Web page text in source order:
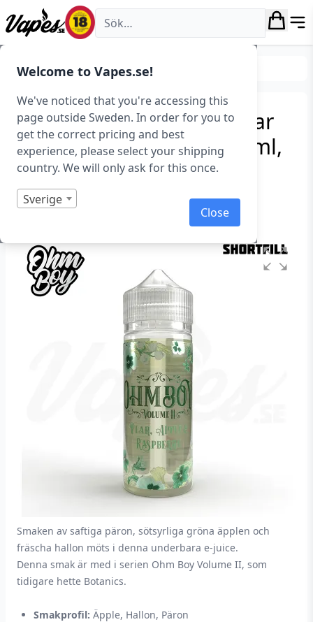
Welcome to Vapes.se!
We've noticed that you're accessing this
page outside Sweden. In order for you to
get the correct pricing and best
experience, please select your shipping
country. We will only ask for this once.
Sverige
Close
Vapes.se
E-juice E-juice varumärken
Ohm Boy Volume II – Pear
Apple & Raspberry (100 ml,
Shortfill)
Art.nr: 40976
I lager
Smaken av saftiga päron, sötsyrliga gröna äpplen och
fräscha hallon möts i denna underbara e-juice.
Denna smak är med i serien Ohm Boy Volume II, som
tidigare hette Botanics.
Smakprofil: Äpple, Hallon, Päron